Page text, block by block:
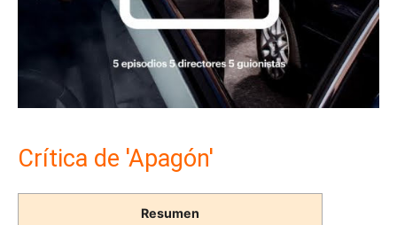
Crítica de 'Apagón'
Resumen